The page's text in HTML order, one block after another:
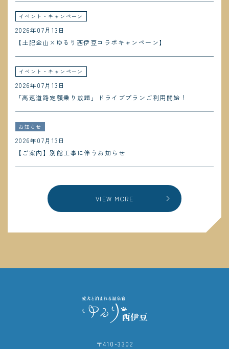
2026年07月13日
イベント・キャンペーン
【土肥金山×ゆるり西伊豆コラボキャンペーン】
2026年07月13日
イベント・キャンペーン
「高速道路定額乗り放題」ドライブプランご利用開始！
2026年07月13日
お知らせ
【ご案内】別館工事に伴うお知らせ
VIEW MORE
〒410-3302